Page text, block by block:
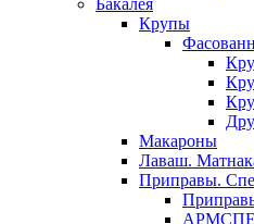
Бакалея
Крупы
Макароны
Лаваш.
Приправы.